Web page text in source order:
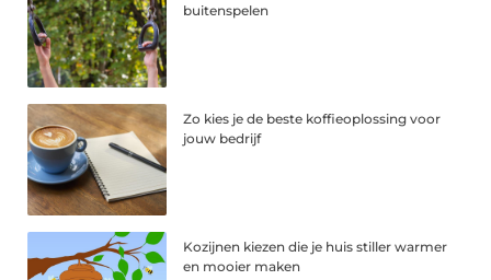
buitenspelen
Zo kies je de beste koffieoplossing voor
jouw bedrijf
Kozijnen kiezen die je huis stiller warmer
en mooier maken